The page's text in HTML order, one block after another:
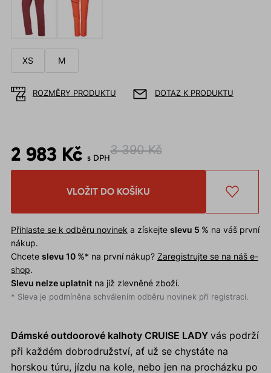
XS M
ROZMĚRY PRODUKTU DOTAZ K PRODUKTU
2 983 Kč s DPH
3 390 Kč
VLOŽIT DO KOŠÍKU
Přihlaste se k odběru novinek a získejte slevu 5 % na váš první
nákup.
Chcete slevu 10 %* na první nákup? Zaregistrujte se na náš e-
shop.
Slevu nelze uplatnitna již zlevněné zboží.
* Sleva je podmíněna schválením odběru novinek při registraci.
Dámské outdoorové kalhoty CRUISE LADY vás podrží
při každém dobrodružství, ať už se chystáte na
horskou túru, jízdu na kole, nebo jen na procházku po